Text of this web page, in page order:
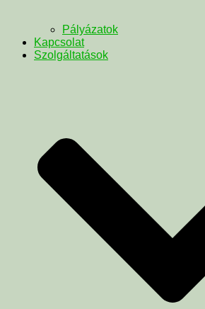
Pályázatok
Kapcsolat
Szolgáltatások